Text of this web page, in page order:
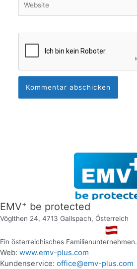
EMV+ be protected
Vöglthen 24, 4713 Gallspach, Österreich
Ein österreichisches Familienunternehmen.
Web: www.emv-plus.com
Kundenservice: office@emv-plus.com